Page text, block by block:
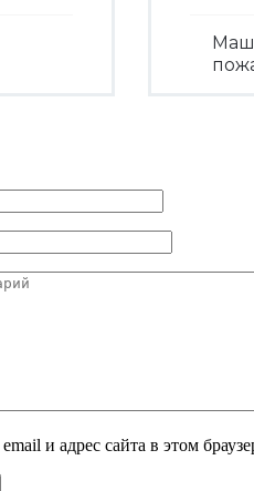
и адрес сайта в этом